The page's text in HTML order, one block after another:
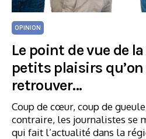
OPINION
Le point de vue de
petits plaisirs
retrouver…
Coup de cœur, coup de
contraire, les journalistes se
qui fait l’actualité dans la